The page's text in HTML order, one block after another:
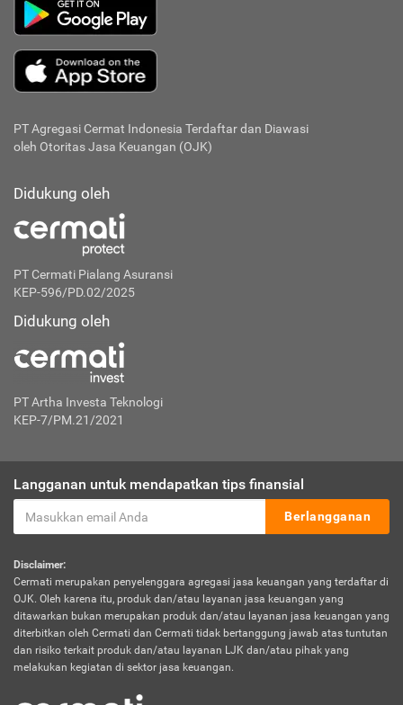
PT Agregasi Cermat Indonesia Terdaftar dan Diawasi
oleh Otoritas Jasa Keuangan (OJK)
Didukung oleh
PT Cermati Pialang Asuransi
KEP-596/PD.02/2025
Didukung oleh
PT Artha Investa Teknologi
KEP-7/PM.21/2021
Langganan untuk mendapatkan tips finansial
Berlangganan
Disclaimer:
Cermati merupakan penyelenggara agregasi jasa keuangan yang terdaftar di
OJK. Oleh karena itu, produk dan/atau layanan jasa keuangan yang
ditawarkan bukan merupakan produk dan/atau layanan jasa keuangan yang
diterbitkan oleh Cermati dan Cermati tidak bertanggung jawab atas tuntutan
dan risiko terkait produk dan/atau layanan LJK dan/atau pihak yang
melakukan kegiatan di sektor jasa keuangan.